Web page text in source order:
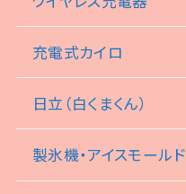
充電式カイロ
日立（白くまくん）
製氷機・アイスモールド